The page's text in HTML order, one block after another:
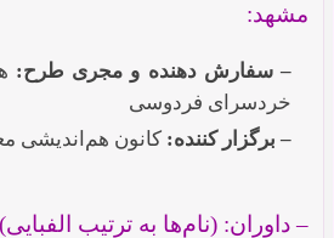
مشهد:
– سفارش دهنده و مجری طرح:
خردسرای فردوسی
– برگزار کننده: کانون هم‌اندیشی
– داوران: (نام‌ها به ترتیب الفبایی)